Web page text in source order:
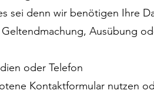
sei denn wir benötigen Ihre
Ausübung
oder Telefon
Kontaktformular nutzen